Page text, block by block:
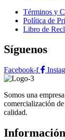
Términos y
Política de
Libro de
Síguenos
Facebook-f
Somos una
comercialización
calidad.
Información